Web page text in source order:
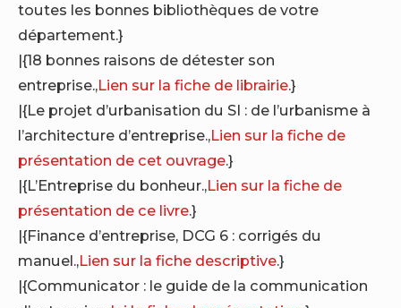
toutes les bonnes bibliothèques de votre
département.}
|{18 bonnes raisons de détester son
entreprise.,Lien sur la fiche de librairie.}
|{Le projet d’urbanisation du SI : de l’urbanisme à
l’architecture d’entreprise.,Lien sur la fiche de
présentation de cet ouvrage.}
|{L’Entreprise du bonheur.,Lien sur la fiche de
présentation de ce livre.}
|{Finance d’entreprise, DCG 6 : corrigés du
manuel.,Lien sur la fiche descriptive.}
|{Communicator : le guide de la communication